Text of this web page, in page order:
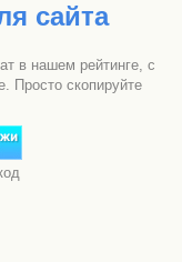
сайта
в нашем рейтинге, с
Просто скопируйте